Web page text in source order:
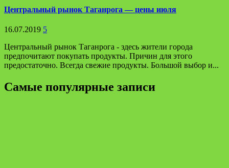
Центральный рынок Таганрога — цены июля
16.07.2019 5
Центральный рынок Таганрога - здесь жители города
предпочитают покупать продукты. Причин для этого
предостаточно. Всегда свежие продукты. Большой выбор и...
Самые популярные записи